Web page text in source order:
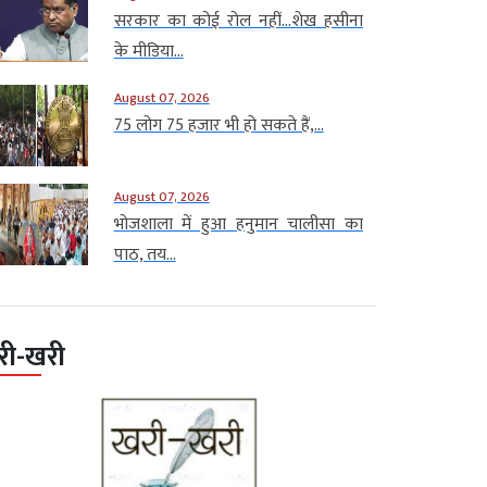
सरकार का कोई रोल नहीं…शेख हसीना
के मीडिया...
August 07, 2026
75 लोग 75 हजार भी हो सकते हैं,...
August 07, 2026
भोजशाला में हुआ हनुमान चालीसा का
पाठ, तय...
खरी